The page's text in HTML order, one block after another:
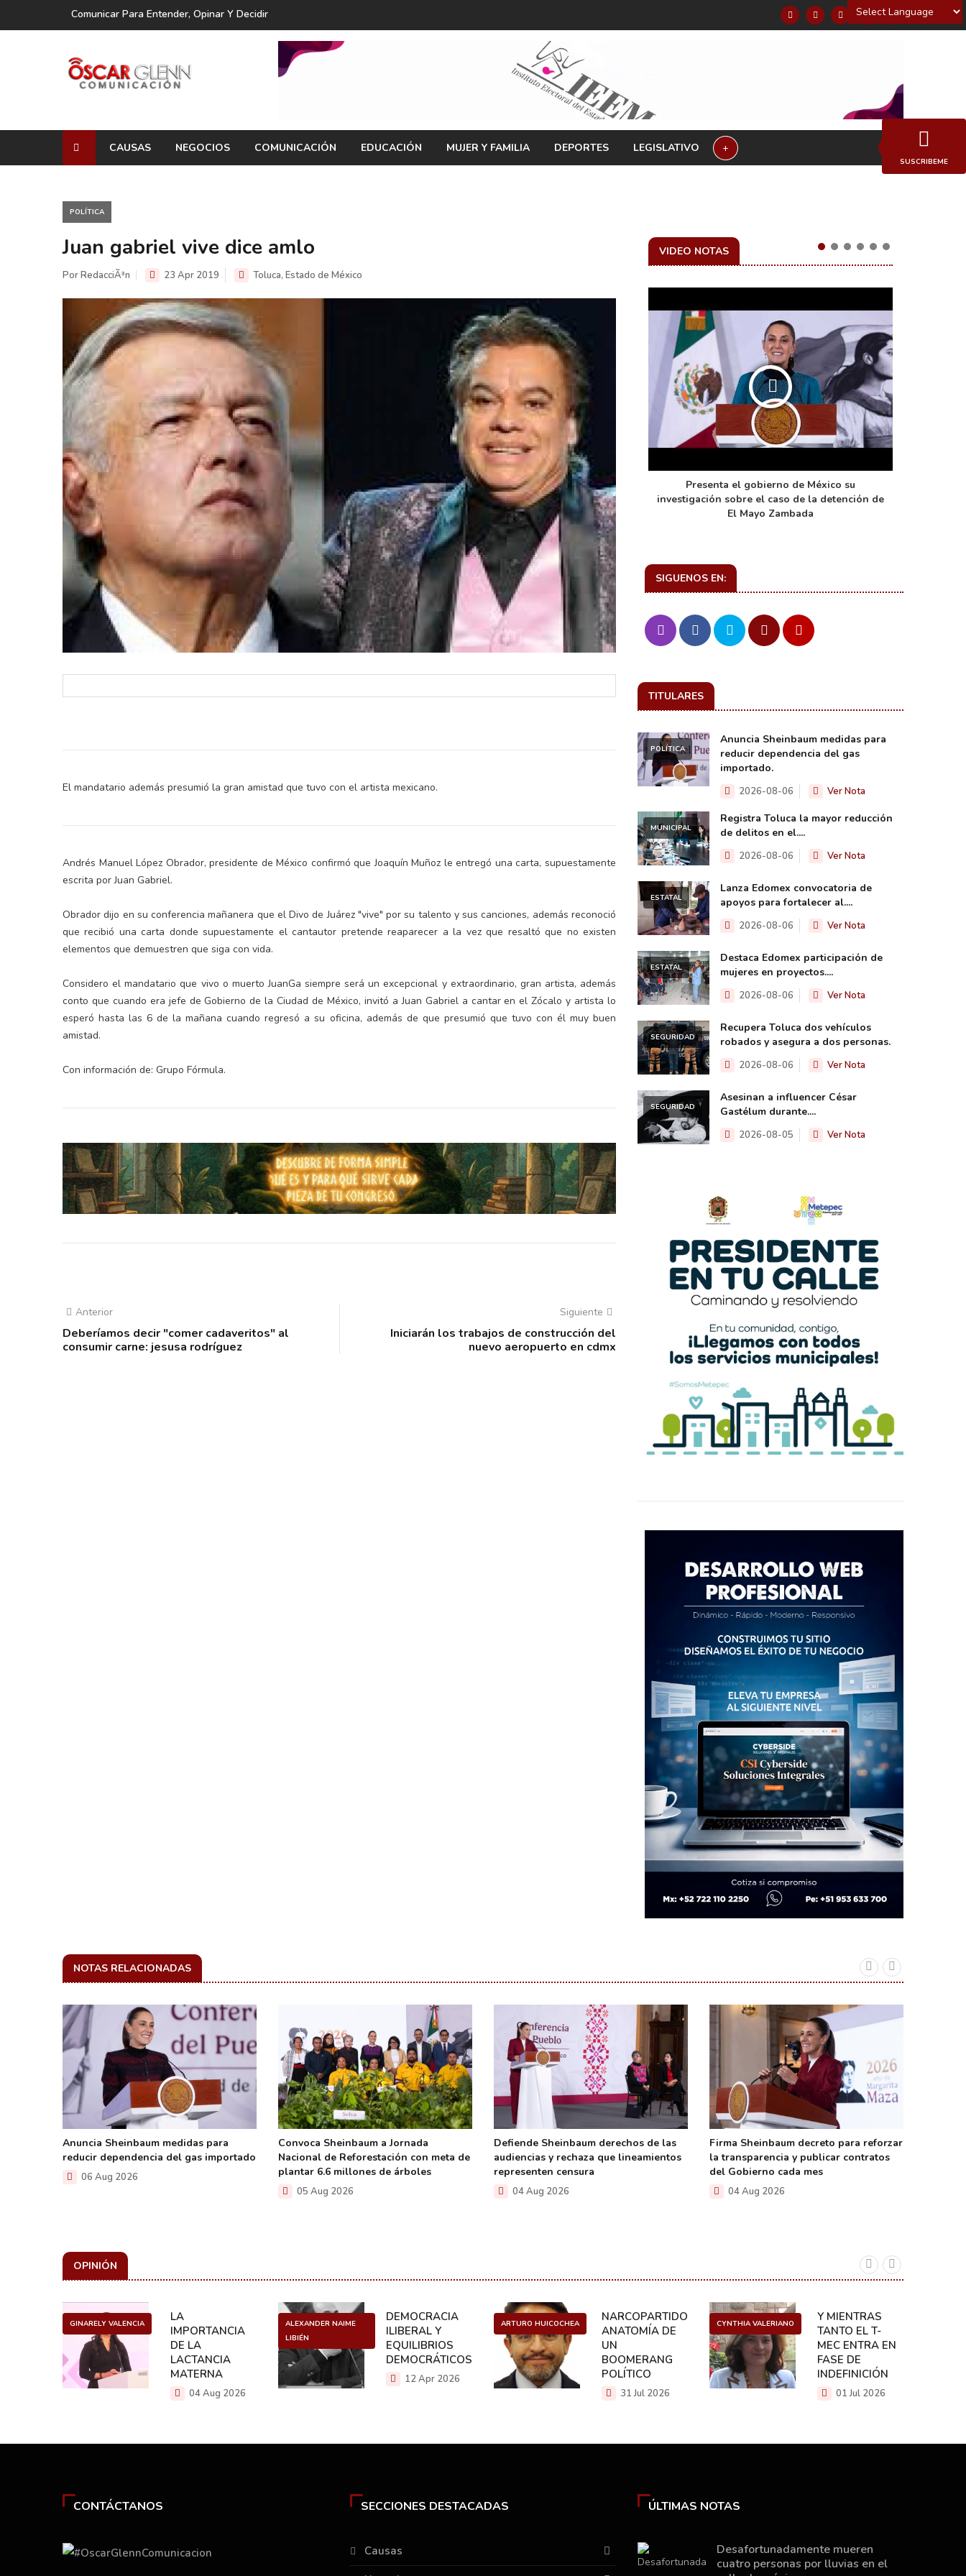
Powered by
Comunicar Para Entender, Opinar Y Decidir
CAUSAS NEGOCIOS COMUNICACIÓN EDUCACIÓN MUJER Y FAMILIA DEPORTES LEGISLATIVO +
POLÍTICA
Juan gabriel vive dice amlo
Por RedacciÃ³n 23 Apr 2019 Toluca, Estado de México
El mandatario además presumió la gran amistad que tuvo con el artista mexicano.
Andrés Manuel López Obrador, presidente de México confirmó que Joaquín Muñoz le entregó una carta, supuestamente
escrita por Juan Gabriel.
Obrador dijo en su conferencia mañanera que el Divo de Juárez "vive" por su talento y sus canciones, además reconoció
que recibió una carta donde supuestamente el cantautor pretende reaparecer a la vez que resaltó que no existen
elementos que demuestren que siga con vida.
Considero el mandatario que vivo o muerto JuanGa siempre será un excepcional y extraordinario, gran artista, además
conto que cuando era jefe de Gobierno de la Ciudad de México, invitó a Juan Gabriel a cantar en el Zócalo y artista lo
esperó hasta las 6 de la mañana cuando regresó a su oficina, además de que presumió que tuvo con él muy buen
amistad.
Con información de: Grupo Fórmula.
Anterior
Deberíamos decir "comer cadaveritos" al
consumir carne: jesusa rodríguez
Siguiente
Iniciarán los trabajos de construcción del
nuevo aeropuerto en cdmx
VIDEO NOTAS
en el ejercicio de sus
electorales
Y salió la propuesta de Reforma Electoral de
la Presidenta Sheinbaum
Informa el gobierno federal cómo fue el
operativo de captura de "El Mencho" y sus
reacciones en Jalisco
Presenta el gobierno de México su
investigación sobre el caso de la detención de
El Mayo Zambada
SIGUENOS EN:
TITULARES
POLÍTICA
Anuncia Sheinbaum medidas para
reducir dependencia del gas
importado.
2026-08-06 Ver Nota
MUNICIPAL
Registra Toluca la mayor reducción
de delitos en el....
2026-08-06 Ver Nota
ESTATAL
Lanza Edomex convocatoria de
apoyos para fortalecer al....
2026-08-06 Ver Nota
ESTATAL
Destaca Edomex participación de
mujeres en proyectos....
2026-08-06 Ver Nota
SEGURIDAD
Recupera Toluca dos vehículos
robados y asegura a dos personas.
2026-08-06 Ver Nota
SEGURIDAD
Asesinan a influencer César
Gastélum durante....
2026-08-05 Ver Nota
NOTAS RELACIONADAS
Anuncia Sheinbaum medidas para
reducir dependencia del gas importado
06 Aug 2026
Convoca Sheinbaum a Jornada
Nacional de Reforestación con meta de
plantar 6.6 millones de árboles
05 Aug 2026
Defiende Sheinbaum derechos de las
audiencias y rechaza que lineamientos
representen censura
04 Aug 2026
Firma Sheinbaum decreto para reforzar
la transparencia y publicar contratos
del Gobierno cada mes
04 Aug 2026
OPINIÓN
GINARELY VALENCIA
LA
IMPORTANCIA
DE LA
LACTANCIA
MATERNA
04 Aug 2026
ALEXANDER NAIME
LIBIÉN
DEMOCRACIA
ILIBERAL Y
EQUILIBRIOS
DEMOCRÁTICOS
12 Apr 2026
ARTURO HUICOCHEA
NARCOPARTIDO:
ANATOMÍA DE
UN
BOOMERANG
POLÍTICO
31 Jul 2026
CYNTHIA VALERIANO
Y MIENTRAS
TANTO EL T-
MEC ENTRA EN
FASE DE
INDEFINICIÓN
01 Jul 2026
SUSCRIBEME
CONTÁCTANOS SECCIONES DESTACADAS
Causas
ÚLTIMAS NOTAS
Desafortunadamente mueren
cuatro personas por lluvias en el